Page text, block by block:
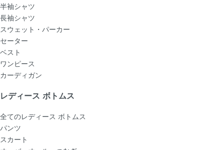
半袖シャツ
長袖シャツ
スウェット・パーカー
セーター
ベスト
ワンピース
カーディガン
レディース ボトムス
全てのレディース ボトムス
パンツ
スカート